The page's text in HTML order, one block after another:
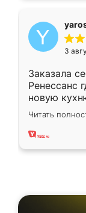
3
Заказала
Ренессанс
новую
вполне
два года,
Читать